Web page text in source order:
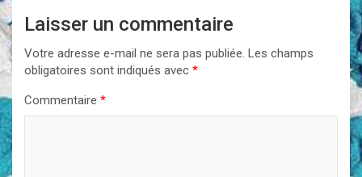
Laisser un commentaire
Votre adresse e-mail ne sera pas publiée. Les champs
obligatoires sont indiqués avec *
Commentaire *